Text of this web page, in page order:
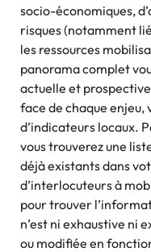
socio-économiques,
risques (notamment
les ressources
panorama complet
actuelle et
face de chaque enjeu,
d’indicateurs locaux.
vous trouverez une
déjà existants dans
d’interlocuteurs à
pour trouver
n’est ni exhaustive ni
ou modifiée en